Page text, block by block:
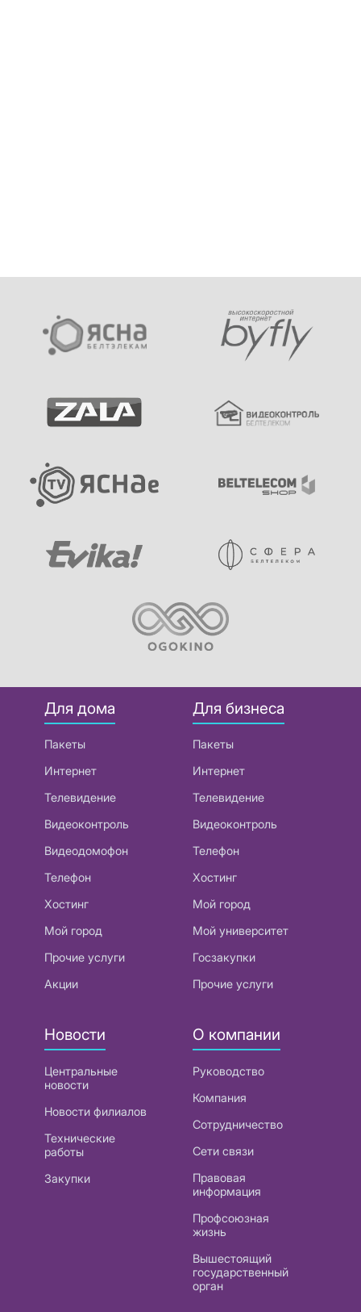
Для дома
Пакеты
Интернет
Телевидение
Видеоконтроль
Видеодомофон
Телефон
Хостинг
Мой город
Прочие услуги
Акции
Для бизнеса
Пакеты
Интернет
Телевидение
Видеоконтроль
Телефон
Хостинг
Мой город
Мой университет
Госзакупки
Прочие услуги
Новости
Центральные
новости
Новости филиалов
Технические
работы
Закупки
О компании
Руководство
Компания
Сотрудничество
Сети связи
Правовая
информация
Профсоюзная
жизнь
Вышестоящий
государственный
орган